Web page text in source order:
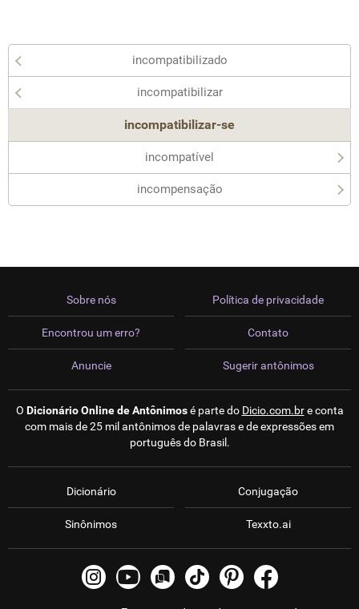
incompatibilizado
incompatibilizar
incompatibilizar-se
incompatível
incompensação
Sobre nós
Encontrou um erro?
Anuncie
Política de privacidade
Contato
Sugerir antônimos
O Dicionário Online de Antônimosé parte do Dicio.com.bre conta
com mais de 25 mil antônimos de palavras e de expressões em
português do Brasil.
Dicionário
Sinônimos
Conjugação
Texxto.ai